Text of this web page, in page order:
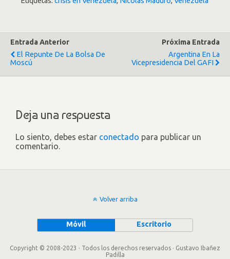
Entrada Anterior
El Repunte De La Bolsa De
Moscú
Próxima Entrada
Argentina En La
Vicepresidencia Del GAFI
Deja una respuesta
Lo siento, debes estar conectado para publicar un
comentario.
Volver arriba
Móvil Escritorio
Copyright © 2008-2023 · Todos los derechos reservados · Gustavo Ibañez
Padilla